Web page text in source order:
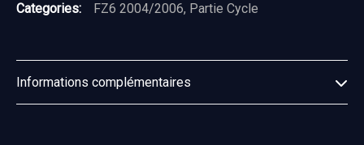
Categories:
FZ6 2004/2006, Partie Cycle
Informations complémentaires